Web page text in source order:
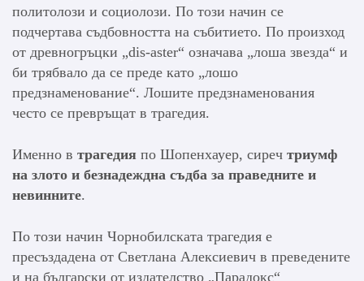
политолози и социолози. По този начин се
подчертава съдбовността на събитието. По произход
от древногръцки „dis-aster“ означава „лоша звезда“ и
би трябвало да се преде като „лошо
предзнаменование“. Лошите предзнаменования
често се превръщат в трагедия.
Именно в трагедия по Шопенхауер, сиреч триумф
на злото и безнадеждна съдба за праведните и
невинните.
По този начин Чорнобилската трагедия е
пресъздадена от Светлана Алексиевич в преведените
и на български от издателство „Парадокс“